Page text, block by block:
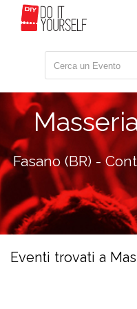
Fasano (BR) -
Eventi trovati a